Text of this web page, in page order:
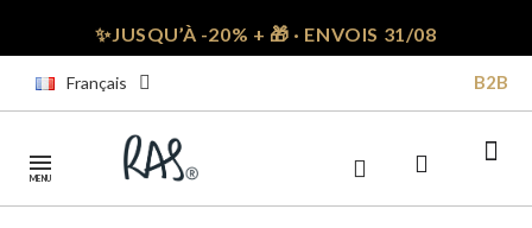
✨JUSQU’À -20% + 🎁 · ENVOIS 31/08
Français B2B
MENU